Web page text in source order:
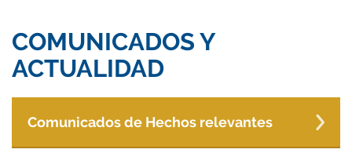
COMUNICADOS Y
ACTUALIDAD
Comunicados de Hechos relevantes